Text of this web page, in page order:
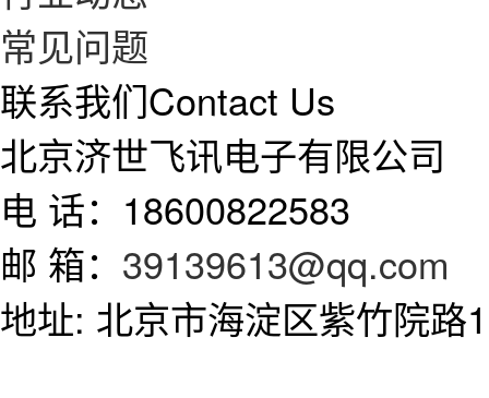
常见问题
联系我们Contact Us
北京济世飞讯电子有限公司
电 话：18600822583
邮 箱： 39139613@qq.com
地址: 北京市海淀区紫竹院路